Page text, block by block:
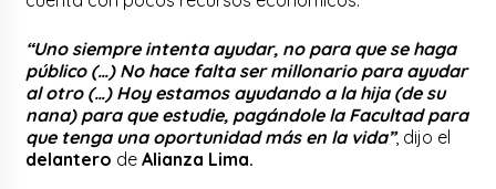
“Uno siempre intenta ayudar, no para que se haga
público (…) No hace falta ser millonario para ayudar
al otro (…) Hoy estamos ayudando a la hija (de su
nana) para que estudie, pagándole la Facultad para
que tenga una oportunidad más en la vida”, dijo el
delantero deAlianza Lima.